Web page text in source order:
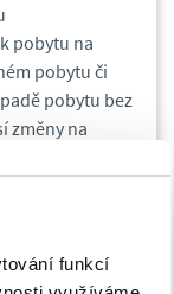
funkcí
pobytu na
pobytu či
pobytu bez
změny na
nedodržují,
Česká správa